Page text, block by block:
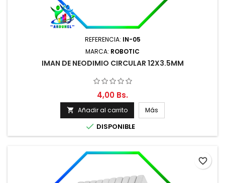
REFERENCIA: IN-05
MARCA: ROBOTIC
IMAN DE NEODIMIO CIRCULAR 12X3.5MM
4,00 Bs.
 Añadir al carrito Más
 DISPONIBLE
favorite_border